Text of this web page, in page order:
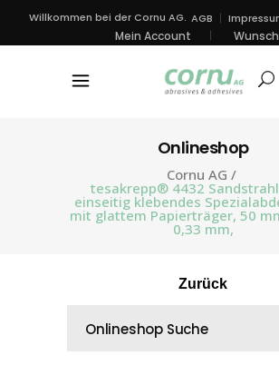
Willkommen bei der Cornu AG. AGB
Mein Account
Onlineshop
Cornu AG /
tesakrepp® 4432
einseitig klebendes
mit glattem Papierträger, 50
0,33 mm,
Zurück
Onlineshop Suche